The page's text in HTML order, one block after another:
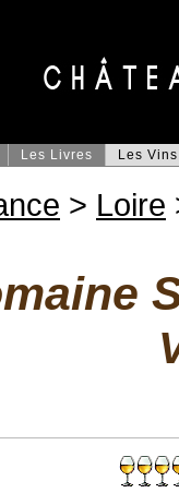
Les Livres Les Vins
> Loire